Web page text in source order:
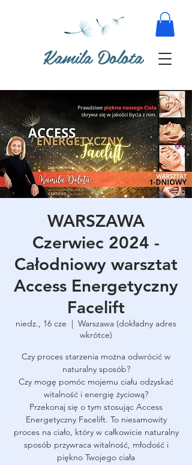
Kamila Dolota
WARSZAWA
Czerwiec 2024 -
Całodniowy warsztat
Access Energetyczny
Facelift
niedz., 16 cze
  |
Warszawa (dokładny adres
wkrótce)
Czy proces starzenia można odwrócić w
naturalny sposób?
Czy mogę pomóc mojemu ciału odzyskać
witalność i energię życiową?
Przekonaj się o tym stosując Access
Energetyczny Facelift. To niesamowity
proces na ciało, który w całkowicie naturalny
sposób przywraca witalność, młodość i
piękno Twojego ciała